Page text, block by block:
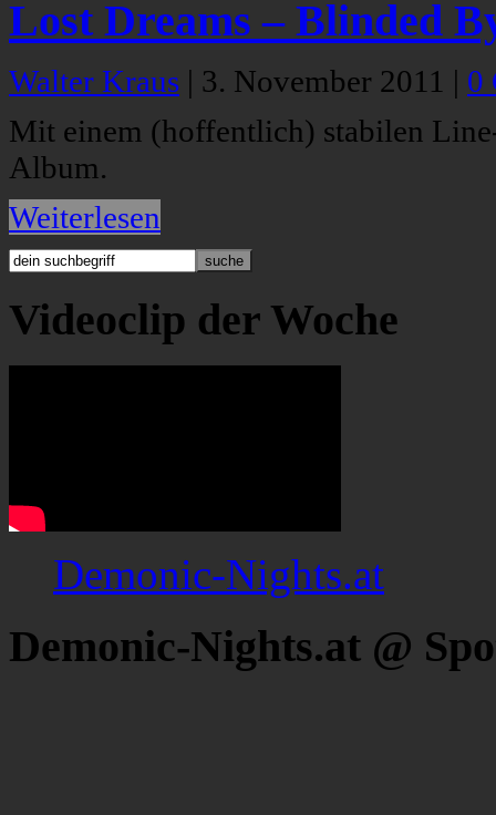
Lost Dreams – Blinded
Walter Kraus | 3. November 2011 | 0
Mit einem (hoffentlich) stabilen
Album.
Weiterlesen
Videoclip der Woche
Demonic-Nights.at
Demonic-Nights.at @